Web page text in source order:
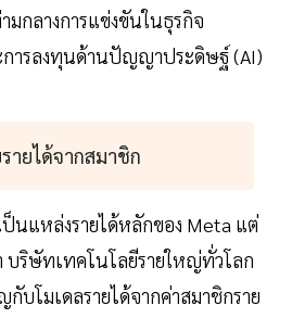
มกลางการแข่งขันในธุรกิจ
ารลงทุนด้านปัญญาประดิษฐ์ (AI)
ายได้จากสมาชิก
นแหล่งรายได้หลักของ Meta แต่
บริษัทเทคโนโลยีรายใหญ่ทั่วโลก
บโมเดลรายได้จากค่าสมาชิกราย